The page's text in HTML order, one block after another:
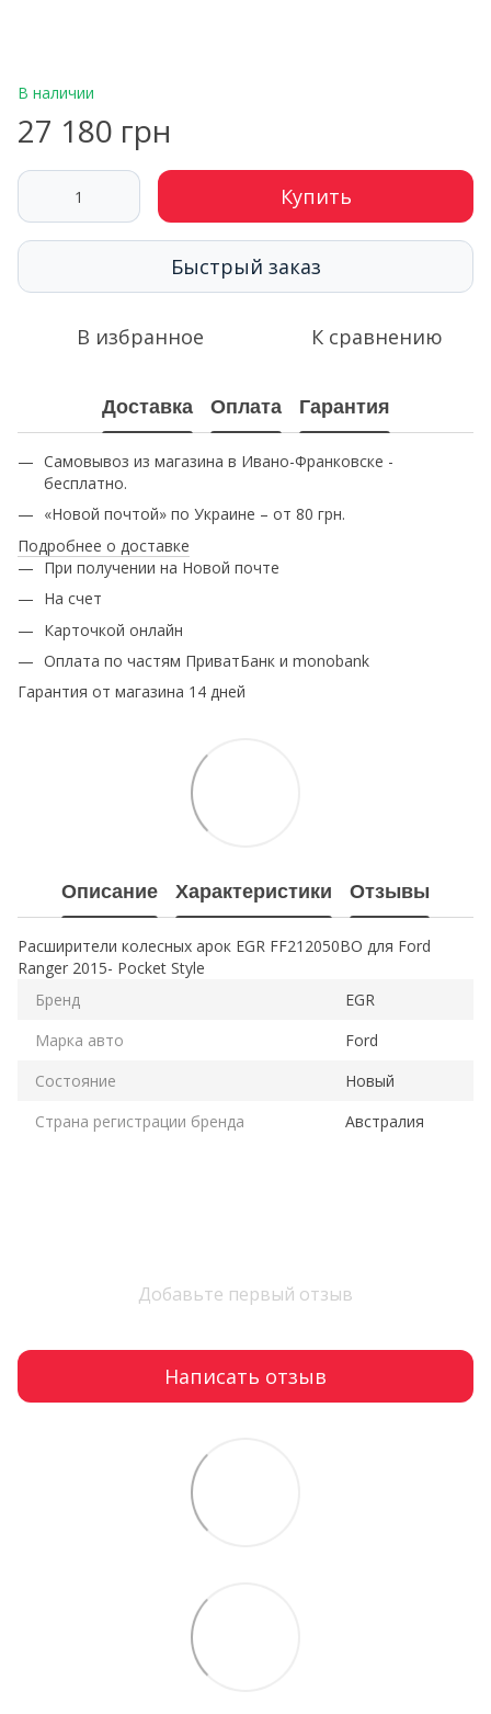
В наличии
27 180 грн
Купить
Быстрый заказ
В избранное К сравнению
Доставка Оплата Гарантия
Самовывоз из магазина в Ивано-Франковске -
бесплатно.
«Новой почтой» по Украине – от 80 грн.
Подробнее о доставке
При получении на Новой почте
На счет
Карточкой онлайн
Оплата по частям ПриватБанк и monobank
Гарантия от магазина 14 дней
Описание Характеристики Отзывы
Расширители колесных арок EGR FF212050BO для Ford
Ranger 2015- Pocket Style
Бренд
EGR
Марка авто
Ford
Состояние
Новый
Страна регистрации бренда
Австралия
Добавьте первый отзыв
Написать отзыв